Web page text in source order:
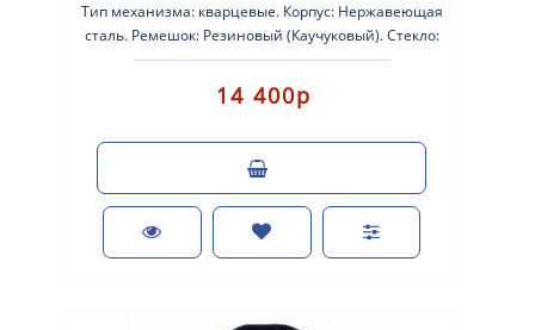
Тип механизма: кварцевые. Корпус: Нержавеющая
сталь. Ремешок: Резиновый (Каучуковый). Стекло:
Минеральное, устойчивое к..
14 400р